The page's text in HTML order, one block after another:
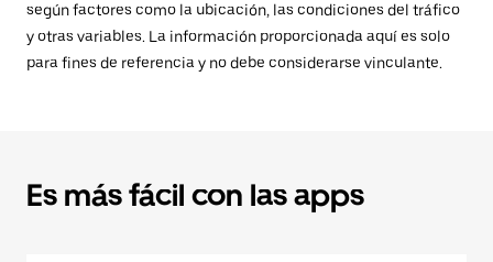
según factores como la ubicación, las condiciones del tráfico
y otras variables. La información proporcionada aquí es solo
para fines de referencia y no debe considerarse vinculante.
Es más fácil con las apps